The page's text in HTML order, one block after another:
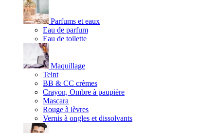
Parfums et eaux
Eau de parfum
Eau de toilette
Maquillage
Teint
BB & CC crèmes
Crayon, Ombre à paupière
Mascara
Rouge à lèvres
Vernis à ongles et dissolvants